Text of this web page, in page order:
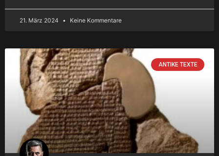
21. März 2024 Keine Kommentare
ANTIKE TEXTE